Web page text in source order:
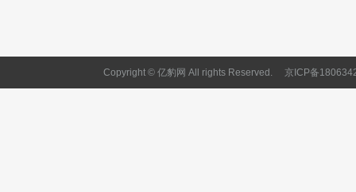
Copyright © 亿豹网 All rights Reserved. 京ICP备